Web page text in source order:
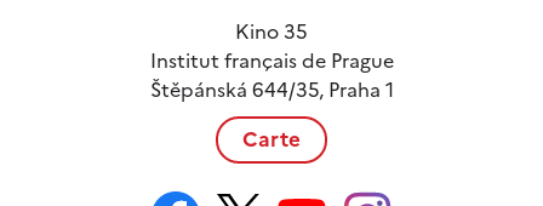
Kino 35
Institut français de Prague
Štěpánská 644/35, Praha 1
Carte